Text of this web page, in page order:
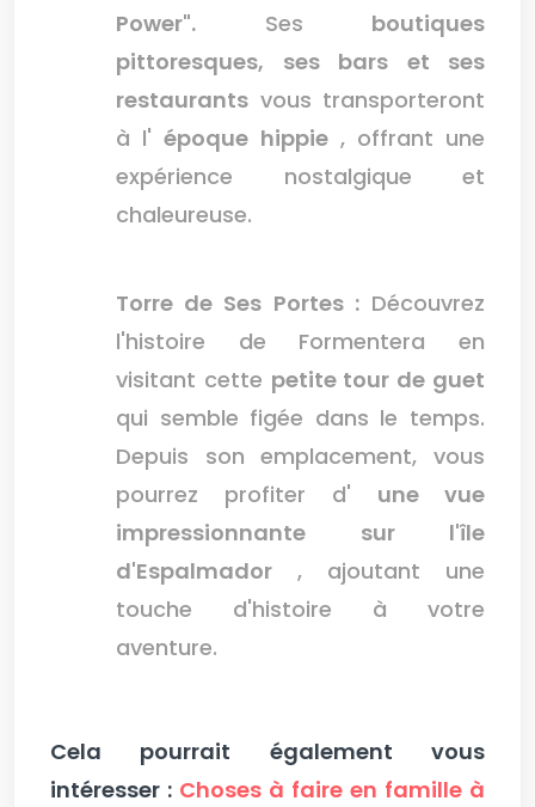
Power". Ses boutiques
pittoresques, ses bars et ses
restaurants vous transporteront
à l'époque hippie, offrant une
expérience nostalgique et
chaleureuse.
Torre de Ses Portes :Découvrez
l'histoire de Formentera en
visitant cette petite tour de guet
qui semble figée dans le temps.
Depuis son emplacement, vous
pourrez profiter d' une vue
impressionnante sur l'île
d'Espalmador , ajoutant une
touche d'histoire à votre
aventure.
Cela pourrait également vous
intéresser : Choses à faire en famille à